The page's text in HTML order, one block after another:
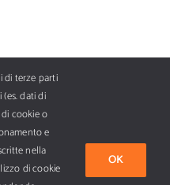
BFC AI Media SpA, piazza
di terze parti
dati di
cookie o
e
nella
di cookie
OK